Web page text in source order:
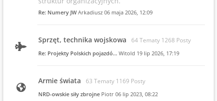
Re: Numery JW Arkadiusz 06 maja 2026, 12:09
Sprzęt, technika wojskowa 64 Tematy 1268 Posty
Re: Projekty Polskich pojazdó… Witold 19 lip 2026, 17:19
Armie świata 63 Tematy 1169 Posty
NRD-owskie siły zbrojne Piotr 06 lip 2023, 08:22